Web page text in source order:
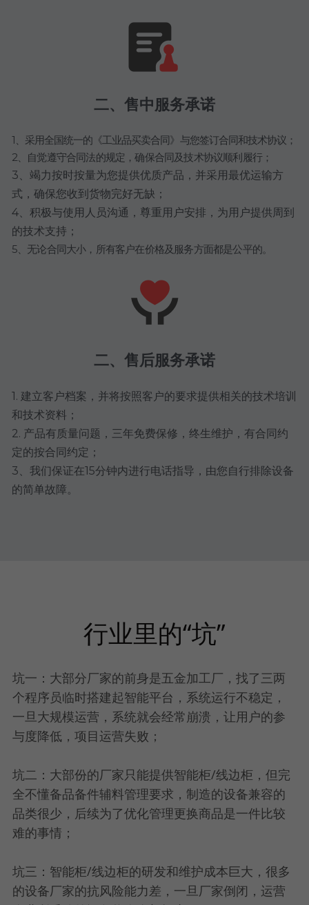
二、售中服务承诺
1、采用全国统一的《工业品买卖合同》与您签订合同和技术协议；
2、自觉遵守合同法的规定，确保合同及技术协议顺利履行；
3、竭力按时按量为您提供优质产品，并采用最优运输方
式，确保您收到货物完好无缺；
4、积极与使用人员沟通，尊重用户安排，为用户提供周到
的技术支持；
5、无论合同大小，所有客户在价格及服务方面都是公平的。
二、售后服务承诺
1. 建立客户档案，并将按照客户的要求提供相关的技术培训
和技术资料；
2. 产品有质量问题，三年免费保修，终生维护，有合同约
定的按合同约定；
3、我们保证在15分钟内进行电话指导，由您自行排除设备
的简单故障。
行业里的“坑”
坑一：大部分厂家的前身是五金加工厂，找了三两
个程序员临时搭建起智能平台，系统运行不稳定，
一旦大规模运营，系统就会经常崩溃，让用户的参
与度降低，项目运营失败；
坑二：大部份的厂家只能提供智能柜/线边柜，但完
全不懂备品备件辅料管理要求，制造的设备兼容的
品类很少，后续为了优化管理更换商品是一件比较
难的事情；
坑三：智能柜/线边柜的研发和维护成本巨大，很多
的设备厂家的抗风险能力差，一旦厂家倒闭，运营